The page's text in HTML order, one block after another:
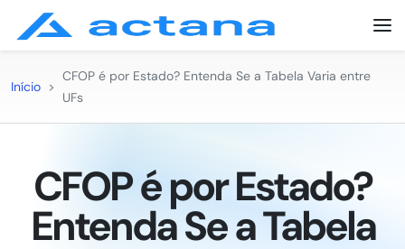
Início >
CFOP é por Estado? Entenda Se a Tabela Varia entre
UFs
CFOP é por Estado?
Entenda Se a Tabela